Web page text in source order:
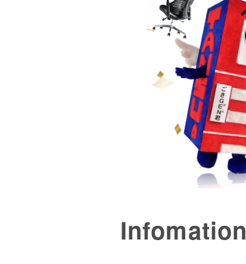
Infomation